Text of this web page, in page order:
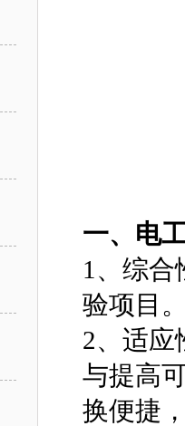
一、电
1、综合
验项目
2、适应
与提高
换便捷